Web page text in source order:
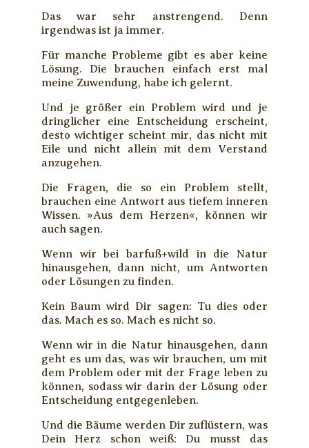
Das war sehr anstrengend. Denn
irgendwas ist ja immer.
Für manche Probleme gibt es aber keine
Lösung. Die brauchen einfach erst mal
meine Zuwendung, habe ich gelernt.
Und je größer ein Problem wird und je
dringlicher eine Entscheidung erscheint,
desto wichtiger scheint mir, das nicht mit
Eile und nicht allein mit dem Verstand
anzugehen.
Die Fragen, die so ein Problem stellt,
brauchen eine Antwort aus tiefem inneren
Wissen. »Aus dem Herzen«, können wir
auch sagen.
Wenn wir bei barfuß+wild in die Natur
hinausgehen, dann nicht, um Antworten
oder Lösungen zu finden.
Kein Baum wird Dir sagen: Tu dies oder
das. Mach es so. Mach es nicht so.
Wenn wir in die Natur hinausgehen, dann
geht es um das, was wir brauchen, um mit
dem Problem oder mit der Frage leben zu
können, sodass wir darin der Lösung oder
Entscheidung entgegenleben.
Und die Bäume werden Dir zuflüstern, was
Dein Herz schon weiß: Du musst das